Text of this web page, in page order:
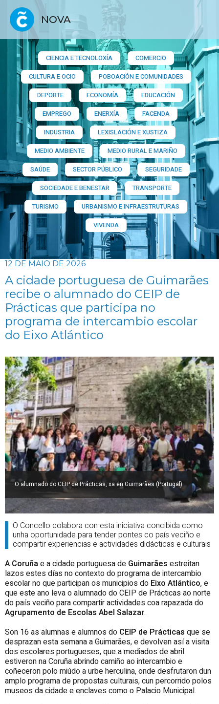
NOVA
CIENCIA E TECNOLOXÍA
COMERCIO
CULTURA E OCIO
POBOACIÓN E COMUNIDADES
DEPORTE
ECONOMÍA
EDUCACIÓN
EMPREGO
ENERXÍA
FACENDA
INDUSTRIA
LEXISLACIÓN E XUSTIZA
MEDIO AMBIENTE
MEDIO RURAL E MARIÑO
SAÚDE
SECTOR PÚBLICO
SEGURIDADE
SOCIEDADE E BENESTAR
TRANSPORTE
TURISMO
URBANISMO E INFRAESTRUTURAS
VIVENDA
12 DE MAIO DE 2026
A cidade portuguesa de Guimarães
recibe o alumnado do CEIP de
Prácticas que participa no
programa de intercambio escolar
do Eixo Atlántico
O alumnado do CEIP de Prácticas, xa en Guimarães (Portugal)
O Concello colabora con esta iniciativa concibida como
unha oportunidade para tender pontes co país veciño e
compartir experiencias e actividades didácticas e culturais
A Coruñae a cidade portuguesa de Guimarães estreitan
lazos estes días no contexto do programa de intercambio
escolar no que participan os municipios do Eixo Atlántico, e
que este ano leva o alumnado do CEIP de Prácticas ao norte
do país veciño para compartir actividades coa rapazada do
Agrupamento de Escolas Abel Salazar.
Son 16 as alumnas e alumnos do CEIP de Prácticas que se
desprazan esta semana a Guimarães, e devolven así a visita
dos escolares portugueses, que a mediados de abril
estiveron na Coruña abrindo camiño ao intercambio e
coñeceron polo miúdo a urbe herculina, onde desfrutaron dun
amplo programa de propostas culturais, cun percorrido polos
museos da cidade e enclaves como o Palacio Municipal.